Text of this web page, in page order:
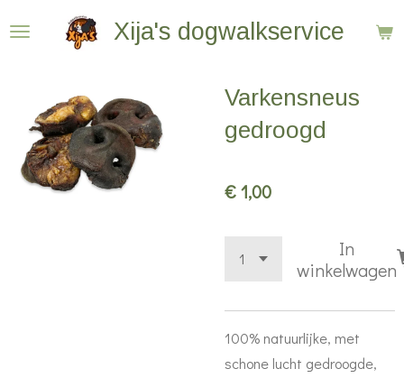
hoofdinhoud
Xija's dogwalkservice
Varkensneus
gedroogd
€ 1,00
In
winkelwagen
100% natuurlijke, met
schone lucht gedroogde,